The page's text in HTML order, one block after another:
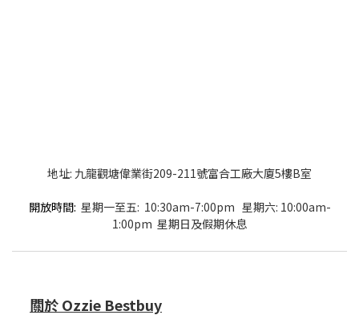
地址: 九龍觀塘偉業街209-211號富合工廠大廈5樓B室
開放時間: 星期一至五: 10:30am-7:00pm 星期六: 10:00am-
1:00pm 星期日及假期休息
關於 Ozzie Bestbuy